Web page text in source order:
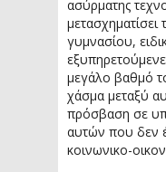
ασύρματης
γυμνασίου,
μεγάλο βαθμό
χάσμα μεταξύ
πρόσβαση σε
αυτών που δεν
κοινωνικο-